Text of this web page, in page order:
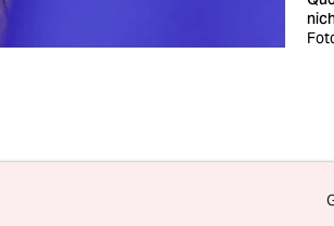
zurück: Die neue